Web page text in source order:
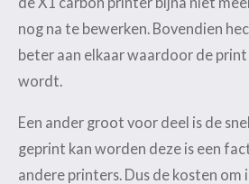
nog na te bewerken. Bovendien
beter aan elkaar waardoor de
wordt.
Een ander groot voor deel is de
geprint kan worden deze is een
andere printers. Dus de kosten